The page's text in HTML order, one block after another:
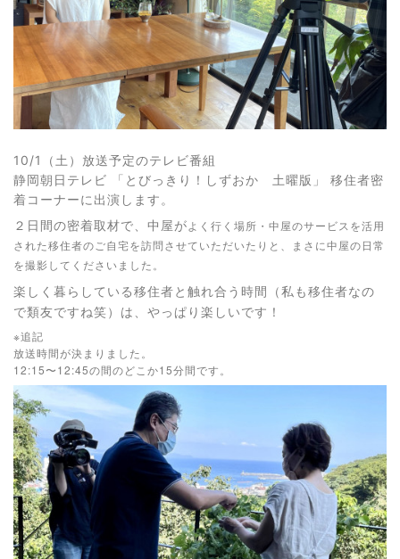
10/1（土）放送予定のテレビ番組
静岡朝日テレビ 「とびっきり！しずおか 土曜版」 移住者密
着コーナーに出演します。
２日間の密着取材で、中屋がよく行く場所・中屋のサービスを活用
された移住者のご自宅を訪問させていただいたりと、まさに中屋の日常
を撮影してくださいました。
楽しく暮らしている移住者と触れ合う時間（私も移住者なの
で類友ですね笑）は、やっぱり楽しいです！
※追記
放送時間が決まりました。
12:15〜12:45の間のどこか15分間です。